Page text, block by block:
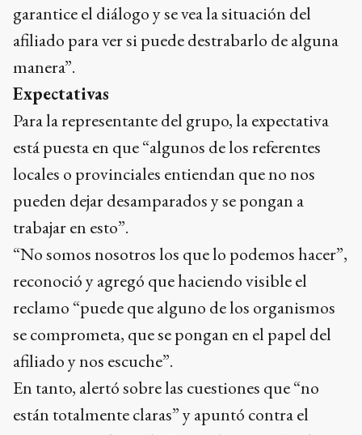
garantice el diálogo y se vea la situación del
afiliado para ver si puede destrabarlo de alguna
manera”.
Expectativas
Para la representante del grupo, la expectativa
está puesta en que “algunos de los referentes
locales o provinciales entiendan que no nos
pueden dejar desamparados y se pongan a
trabajar en esto”.
“No somos nosotros los que lo podemos hacer”,
reconoció y agregó que haciendo visible el
reclamo “puede que alguno de los organismos
se comprometa, que se pongan en el papel del
afiliado y nos escuche”.
En tanto, alertó sobre las cuestiones que “no
están totalmente claras” y apuntó contra el